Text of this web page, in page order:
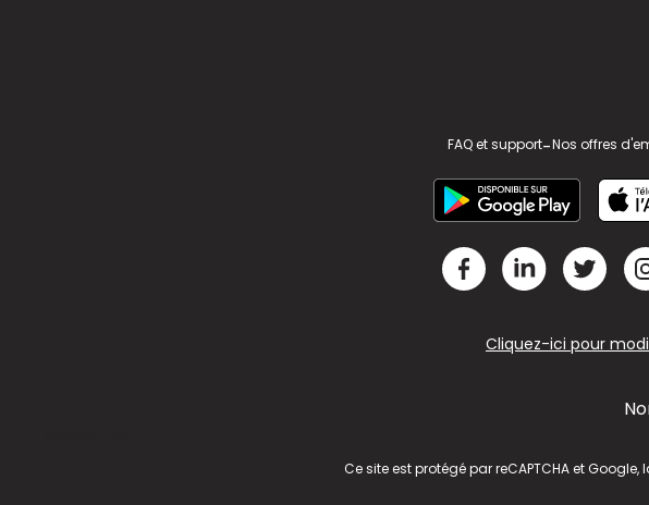
FAQ et support-Nos offres
Cliquez-ici pour
Ce site est protégé par reCAPTCHA et Google,